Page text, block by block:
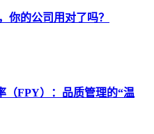
你的公司用对了吗？
（FPY）：品质管理的“温